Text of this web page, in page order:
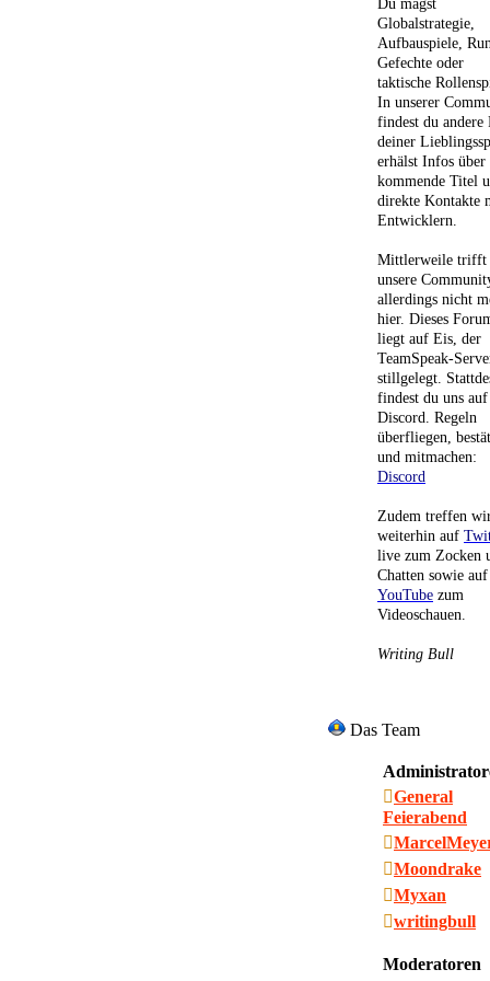
Globalstrategie,
Aufbauspiele,
Gefechte oder
taktische
In unserer
findest du andere
deiner
erhälst Infos über
kommende Titel
direkte Kontakte
Entwicklern.
Mittlerweile trifft
unsere
allerdings nicht
hier. Dieses
liegt auf Eis, der
TeamSpeak-
stillgelegt.
findest du uns auf
Discord. Regeln
überfliegen,
und mitmachen:
Discord
Zudem treffen
weiterhin auf
live zum Zocken
Chatten sowie auf
YouTube zum
Videoschauen.
Writing Bull
Das Team
General
Feierabend
Moondrake
Myxan
writingbull
Moderatoren